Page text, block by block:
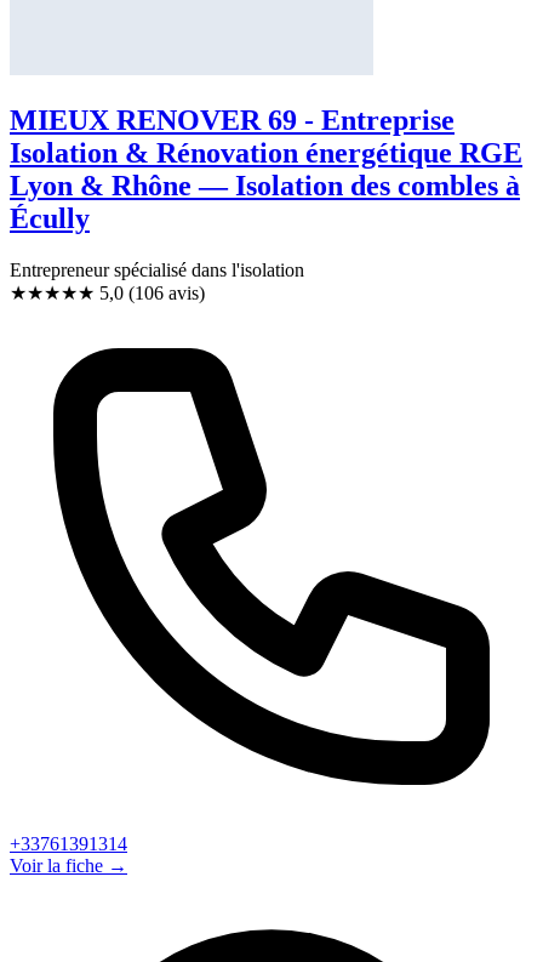
MIEUX RENOVER 69 - Entreprise
Isolation & Rénovation énergétique RGE
Lyon & Rhône — Isolation des combles à
Écully
Entrepreneur spécialisé dans l'isolation
★★★★★ 5,0 (106 avis)
+33761391314
Voir la fiche →